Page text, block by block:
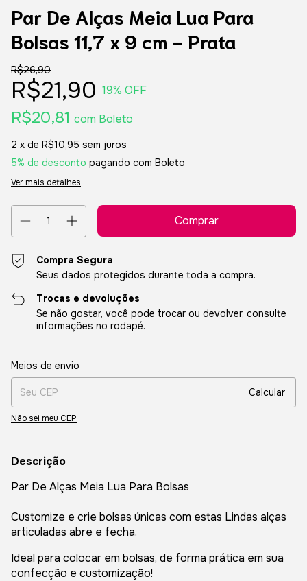
Par De Alças Meia Lua Para
Bolsas 11,7 x 9 cm - Prata
R$26,90
R$21,90 19% OFF
R$20,81 com Boleto
2 x de R$10,95 sem juros
5% de desconto pagando com Boleto
Ver mais detalhes
Compra Segura
Seus dados protegidos durante toda a compra.
Trocas e devoluções
Se não gostar, você pode trocar ou devolver, consulte
informações no rodapé.
Entregas para o CEP:
Meios de envio
Calcular
Não sei meu CEP
Descrição
Par De Alças Meia Lua Para Bolsas
Customize e crie bolsas únicas com estas Lindas alças
articuladas abre e fecha.
Ideal para colocar em bolsas, de forma prática em sua
confecção e customização!